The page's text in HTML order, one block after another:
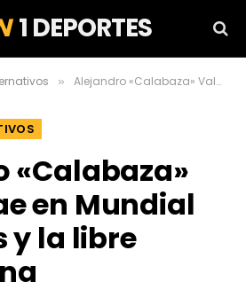
1 DEPORTES
» Alejandro «Calabaza» Valdés cae en Mundial de luchas y la libre decepciona
«Calabaza»
en Mundial
y la libre